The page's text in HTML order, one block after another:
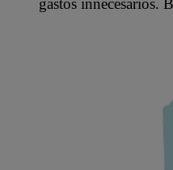
gastos innecesarios.